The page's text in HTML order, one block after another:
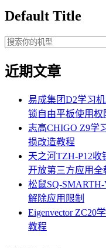
Default Title
近期文章
易成集团D2学习
锁自由平板使用权
志高CHIGO Z9学
损改造教程
天之河TZH-P12
开放第三方应用全
松鼠SQ-
解除应用限制
Eigenvector ZC20
教程